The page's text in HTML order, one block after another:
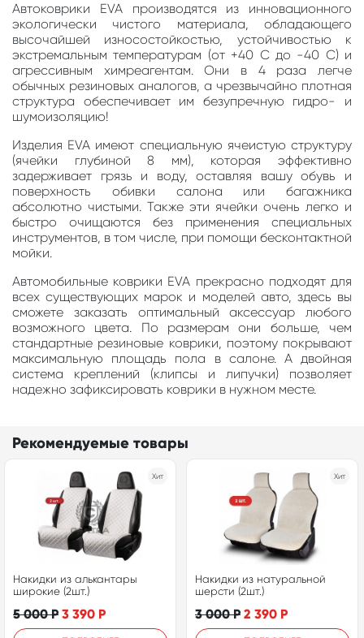
Автоковрики EVA производятся из инновационного
экологически чистого материала, обладающего
высочайшей износостойкостью, устойчивостью к
экстремальным температурам (от +40 С до -40 С) и
агрессивным химреагентам. Они в 4 раза легче
обычных резиновых аналогов, а чрезвычайно плотная
структура обеспечивает им безупречную гидро- и
шумоизоляцию!
Изделия EVA имеют специальную ячеистую структуру
(ячейки глубиной 8 мм), которая эффективно
задерживает грязь и воду, оставляя вашу обувь и
поверхность обивки салона или багажника
абсолютно чистыми. Также эти ячейки очень легко и
быстро очищаются без применения специальных
инструментов, в том числе, при помощи бесконтактной
мойки.
Автомобильные коврики EVA прекрасно подходят для
всех существующих марок и моделей авто, здесь вы
сможете заказать оптимальный аксессуар любого
возможного цвета. По размерам они больше, чем
стандартные резиновые коврики, поэтому покрывают
максимальную площадь пола в салоне. А двойная
система креплений (клипсы и липучки) позволяет
надежно зафиксировать коврики в нужном месте.
Рекомендуемые товары
Хит
Накидки из алькантары
широкие (2шт.)
5 000Р 3 390 Р
Хит
Накидки из натуральной
шерсти (2шт.)
3 000Р 2 390 Р